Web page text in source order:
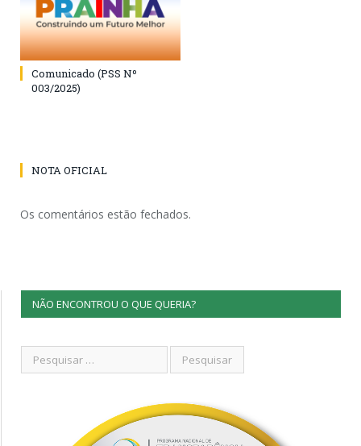
Comunicado (PSS Nº
003/2025)
NOTA OFICIAL
Os comentários estão fechados.
NÃO ENCONTROU O QUE QUERIA?